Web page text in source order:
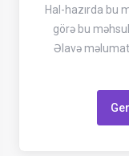
Hal-hazırda bu
görə bu
Əlavə